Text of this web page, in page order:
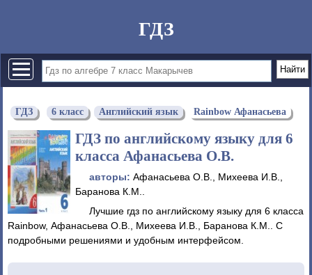
ГДЗ
ГДЗ 6 класс Английский язык Rainbow Афанасьева
ГДЗ по английскому языку для 6
класса Афанасьева О.В.
авторы: Афанасьева О.В., Михеева И.В.,
Баранова К.М..
Лучшие гдз по английскому языку для 6 класса
Rainbow, Афанасьева О.В., Михеева И.В., Баранова К.М.. С
подробными решениями и удобным интерфейсом.